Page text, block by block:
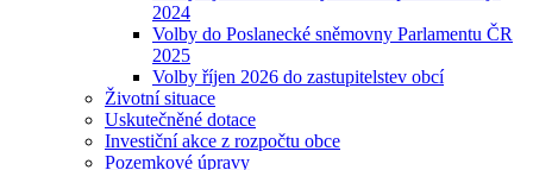
2024
Volby do Poslanecké sněmovny Parlamentu ČR
2025
Volby říjen 2026 do zastupitelstev obcí
Životní situace
Uskutečněné dotace
Investiční akce z rozpočtu obce
Pozemkové úpravy